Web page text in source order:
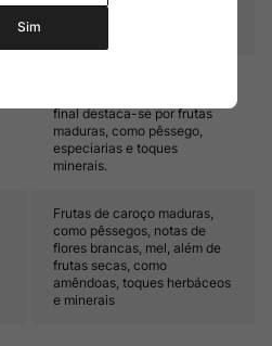
final destaca-se por frutas
maduras, como pêssego,
especiarias e toques
minerais.
Frutas de caroço maduras,
como pêssegos, notas de
flores brancas, mel, além de
frutas secas, como
amêndoas, toques herbáceos
e minerais
Sim